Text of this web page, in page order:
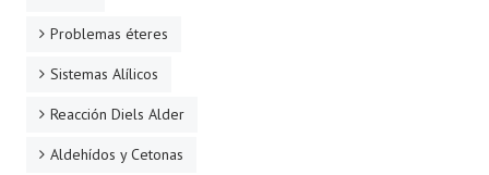
Problemas éteres
Sistemas Alílicos
Reacción Diels Alder
Aldehídos y Cetonas